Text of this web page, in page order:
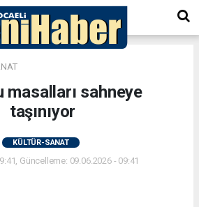
masalları sahneye
taşınıyor
KÜLTÜR-SANAT
Güncelleme: 09.06.2026 - 09:41